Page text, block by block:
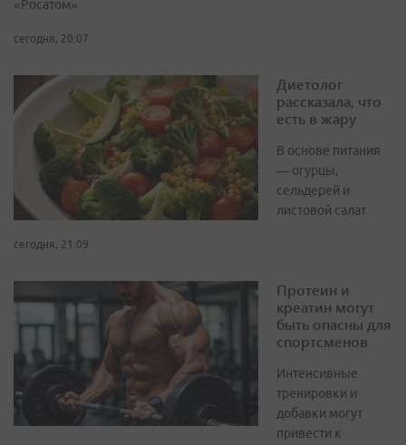
«Росатом»
сегодня, 20:07
Диетолог
рассказала, что
есть в жару
В основе питания
— огурцы,
сельдерей и
листовой салат
сегодня, 21:09
Протеин и
креатин могут
быть опасны для
спортсменов
Интенсивные
тренировки и
добавки могут
привести к